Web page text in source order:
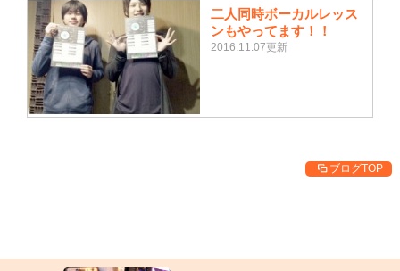
二人同時ボーカルレッス
ンもやってます！！
2016.11.07更新
ブログTOP